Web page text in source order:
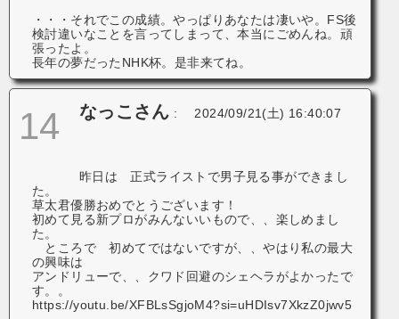
・・・それでこの成績。やっぱりあなたは凄いや。FS後
検討違いなことを言ってしまって、本当にごめんね。頑
張ったよ。
長年の夢だったNHK杯。是非来てね。
14 なっこさん : 2024/09/21(土) 16:40:07
昨日は 正式ライストで男子見る事ができまし
た。
草太君優勝おめでとうございます！
初めて見る新プロがみんないいもので、、楽しめまし
た。
ところで 初めてではないですが、、やはり私の最大
の興味は
アンドリューで、、クワド回避のシェヘラがよかったで
す。。
https://youtu.be/XFBLsSgjoM4?si=uHDIsv7XkzZ0jwv5